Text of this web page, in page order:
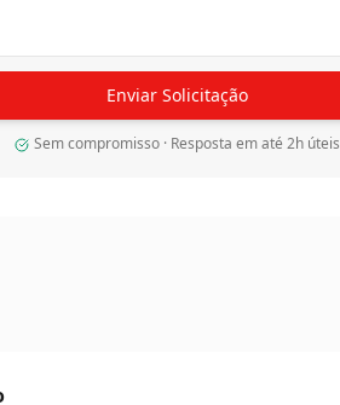
Enviar Solicitação
Sem compromisso · Resposta em até 2h úteis